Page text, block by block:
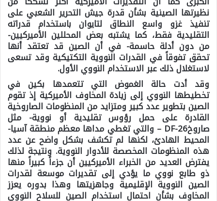
نظيرتها الصينية بشأن قدرة جيش التحرير الشعبي على
تنفيذ غزو واسع النطاق لتايوان باستخدام قدراته
التقليدية فقط، كما يشتبه بعض المحللين الأميركيين-
من دون أدلة حاسمة- في أن الصين قد تعتقد أنها
تحقق تفوقاً في القدرات النووية التكتيكية وقد تسعى
لاستغلال ذلك عبر الاستخدام النووي الأول.
وقد أدت حالة الغموض التي تتعمدها بكين في
تخطيطها النووي إلى زيادة المخاوف الأميركية إذ تقوم
الصين بتطوير عدد كبير ومتزايد من المنظومات الصاروخية
القادرة على حمل رؤوس تقليدية أو نووية- مثل
صاروخDF-26 – والتي تغطي مداها معظم منطقة آسيا-
المحيط الهادئ، لكنها لم تكشف بشكل واضح عن عدد
هذه المنظومات المخصصة للأدوار النووية. ونتيجة لذلك
يفترض العديد من الخبراء الأميركيين أن جزءاً كبيراً منها
ذو طابع نووي ما يؤدي إلى تقديرات موسعة لقدرات
الصين النووية الإقليمية وجاهزيتها وهذا بدوره يعزز
المخاوف بشأن احتمال استخدام الصين للسلاح النووي